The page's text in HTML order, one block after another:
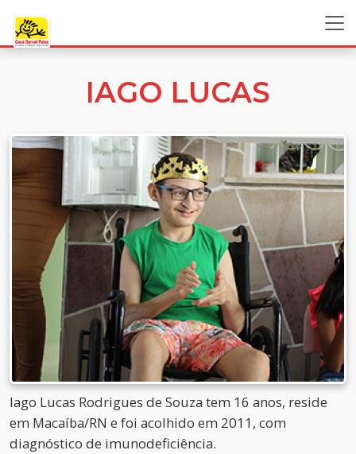
IAGO LUCAS
Iago Lucas Rodrigues de Souza tem 16 anos, reside
em Macaíba/RN e foi acolhido em 2011, com
diagnóstico de imunodeficiência.